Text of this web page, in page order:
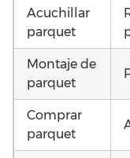
Acuchillar
parquet
Montaje de
parquet
Comprar
parquet